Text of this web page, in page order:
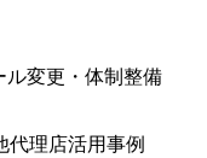
変更・体制整備
理店活用事例